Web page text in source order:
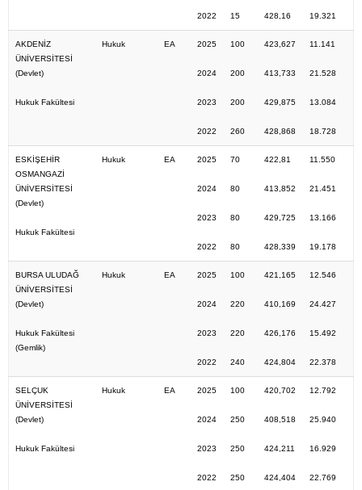
2022 15 428,16 19.321
AKDENİZ
ÜNİVERSİTESİ
(Devlet)
Hukuk Fakültesi
Hukuk EA 2025
2024
2023
2022
100
200
200
260
423,627
413,733
429,875
428,868
11.141
21.528
13.084
18.728
ESKİŞEHİR
OSMANGAZİ
ÜNİVERSİTESİ
(Devlet)
Hukuk Fakültesi
Hukuk EA 2025
2024
2023
2022
70
80
80
80
422,81
413,852
429,725
428,339
11.550
21.451
13.166
19.178
BURSA ULUDAĞ
ÜNİVERSİTESİ
(Devlet)
Hukuk Fakültesi
(Gemlik)
Hukuk EA 2025
2024
2023
2022
100
220
220
240
421,165
410,169
426,176
424,804
12.546
24.427
15.492
22.378
SELÇUK
ÜNİVERSİTESİ
(Devlet)
Hukuk Fakültesi
Hukuk EA 2025
2024
2023
2022
100
250
250
250
420,702
408,518
424,211
424,404
12.792
25.940
16.929
22.769